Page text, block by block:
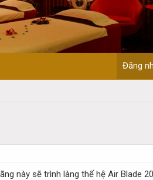
Đăng
này sẽ trình làng thế hệ Air Blade